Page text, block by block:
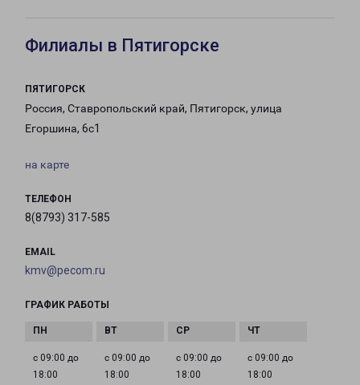
Филиалы в Пятигорске
ПЯТИГОРСК
Россия, Ставропольский край, Пятигорск, улица
Егоршина, 6с1
на карте
ТЕЛЕФОН
8(8793) 317-585
EMAIL
kmv@pecom.ru
ГРАФИК РАБОТЫ
с 09:00 до
18:00
с 09:00 до
18:00
с 09:00 до
18:00
с 09:00 до
18:00